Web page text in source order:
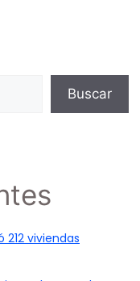
Buscar
viviendas